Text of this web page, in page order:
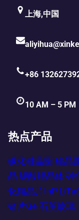
上海,中国
+86
10 AM – 5 PM
热点产品
碳化硅晶圆 硅晶
晶 铌酸锂晶体 砷
化铟晶片InP
锗片Ge 石英玻璃